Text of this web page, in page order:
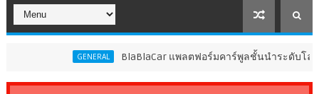
BlaBlaCar แพลตฟอร์มคาร์พูลชั้นนำระดับโลก ประกา